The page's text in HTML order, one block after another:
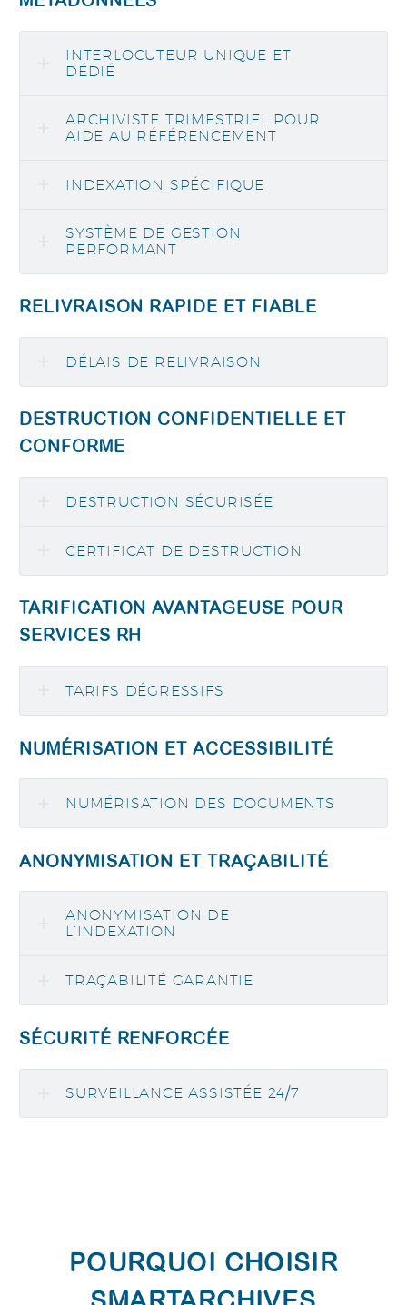
INTERLOCUTEUR UNIQUE ET
DÉDIÉ
ARCHIVISTE TRIMESTRIEL POUR
AIDE AU RÉFÉRENCEMENT
INDEXATION SPÉCIFIQUE
SYSTÈME DE GESTION
PERFORMANT
RELIVRAISON RAPIDE ET FIABLE
DÉLAIS DE RELIVRAISON
DESTRUCTION CONFIDENTIELLE ET
CONFORME
DESTRUCTION SÉCURISÉE
CERTIFICAT DE DESTRUCTION
TARIFICATION AVANTAGEUSE POUR
SERVICES RH
TARIFS DÉGRESSIFS
NUMÉRISATION ET ACCESSIBILITÉ
NUMÉRISATION DES DOCUMENTS
ANONYMISATION ET TRAÇABILITÉ
ANONYMISATION DE
L’INDEXATION
TRAÇABILITÉ GARANTIE
SÉCURITÉ RENFORCÉE
SURVEILLANCE ASSISTÉE 24/7
POURQUOI CHOISIR